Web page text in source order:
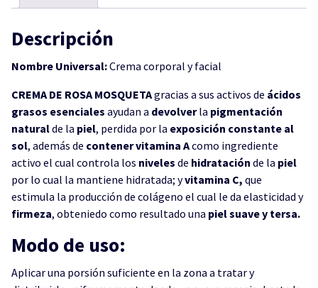
Descripción
Nombre Universal:Crema corporal y facial
CREMA DE ROSA MOSQUETAgracias a sus activos de ácidos
grasos esenciales ayudan a devolverla pigmentación
naturalde la piel, perdida por la exposición constante al
sol, además de contenervitamina Acomo ingrediente
activo el cual controla los niveles de hidratación de la piel
por lo cual la mantiene hidratada; yvitamina C, que
estimula la producción de colágeno el cual le da elasticidad y
firmeza, obteniedo como resultado una piel suave y tersa.
Modo de uso:
Aplicar una porsión suficiente en la zona a tratar y